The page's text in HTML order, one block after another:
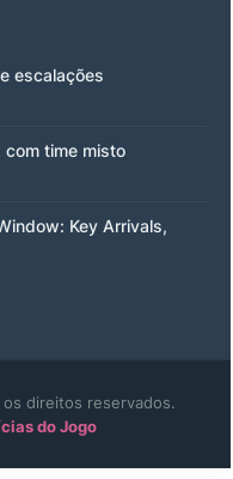
escalações
com time misto
Key Arrivals,
direitos reservados.
do Jogo